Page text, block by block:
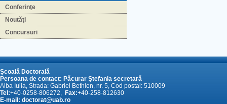
Conferinţe
Noutăţi
Concursuri
Şcoală Doctorală
Persoana de contact: Păcurar Ştefania secretară
Alba Iulia, Strada: Gabriel Bethlen, nr. 5, Cod postal: 510009
Tel:+40-0258-806272, Fax:+40-258-812630
E-mail: doctorat@uab.ro